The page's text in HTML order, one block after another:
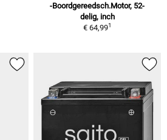
-Boordgereedsch.Motor, 52-
delig, inch
€ 64,991